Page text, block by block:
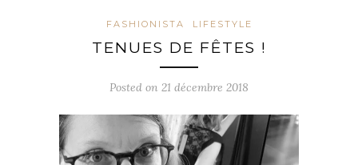
FASHIONISTA LIFESTYLE
TENUES DE FÊTES !
Posted on 21 décembre 2018